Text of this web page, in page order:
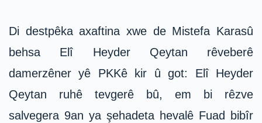
Di destpêka axaftina xwe de Mistefa Karasû
behsa Elî Heyder Qeytan rêveberê
damerzêner yê PKKê kir û got: Elî Heyder
Qeytan ruhê tevgerê bû, em bi rêzve
salvegera 9an ya şehadeta hevalê Fuad bibîr